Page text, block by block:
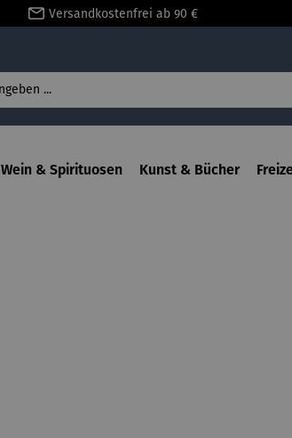
Versandkostenfrei ab 90 €
Wein & Spirituosen Kunst & Bücher